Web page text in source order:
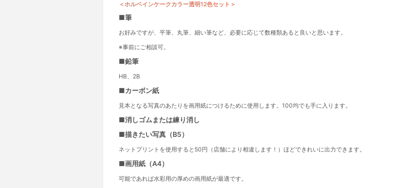
＜ホルベインケークカラー透明12色セット＞
■筆
お好みですが、平筆、丸筆、細い筆など、必要に応じて数種類あると良いと思います。
※事前にご相談可。
■鉛筆
HB、2B
■カーボン紙
見本となる写真のあたりを画用紙につけるために使用します。100均でも手に入ります。
■消しゴムまたは練り消し
■描きたい写真（B5）
ネットプリントを使用すると50円（店舗により相違します！）ほどできれいに出力できます。
■画用紙（A4）
可能であれば水彩用の厚めの画用紙が最適です。